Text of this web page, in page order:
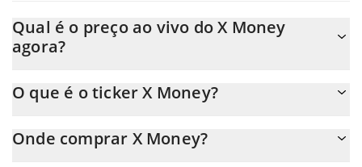
Qual é o preço ao vivo do X Money
agora?
O que é o ticker X Money?
Onde comprar X Money?